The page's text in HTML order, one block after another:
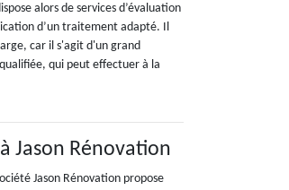
alors de services d’évaluation
d’un traitement adapté. Il
car il s'agit d'un grand
qui peut effectuer à la
Jason Rénovation
Jason Rénovation propose